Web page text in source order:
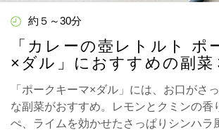
約５～30分
「カレーの壺レトルト ポ
×ダル」におすすめの副菜
「ポークキーマ×ダル」には、お口がさ
な副菜がおすすめ。レモンとクミンの香
ぺ、ライムを効かせたさっぱりシンハラ